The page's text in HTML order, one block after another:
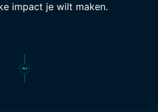
impact je wilt maken.